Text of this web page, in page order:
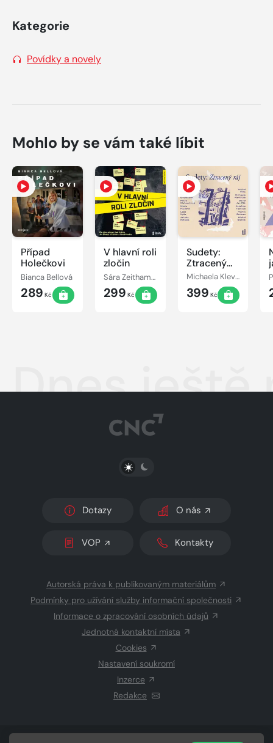
Kategorie
Povídky a novely
Mohlo by se vám také líbit
Případ
Holečkovi
Bianca Bellová
289 Kč
V hlavní roli
zločin
Sára Zeithammerová, Kristýna Trpková, David Urban, Radek Blažek, Petr Bým, Petra Klabouchová, Jiří Březina, Kateřina Surmanová, Marek Epstein, Boris Dočekal, Petra Dvořáková
299 Kč
Sudety:
Ztracený
ráj
Michaela Klevisová, Kateřina Tučková, David Jan Žák, Marie Hajdová, Petra Klabouchová, Leoš Kyša, Petra Dvořáková, Jaroslav Rudiš, Jakuba Katalpa, Michal Vrba
399 Kč
Dnes ještě
PŘEPNOUT SVĚTLÝ/TMAVÝ REŽIM
Dotazy O nás
VOP Kontakty
Autorská práva k publikovaným materiálům
Podmínky pro užívání služby informační společnosti
Informace o zpracování osobních údajů
Jednotná kontaktní místa
Cookies
Nastavení soukromí
Inzerce
Redakce